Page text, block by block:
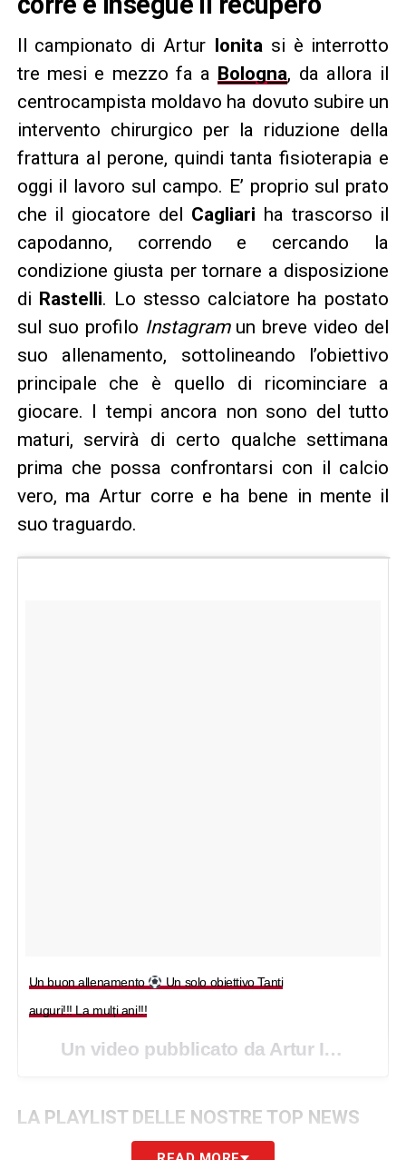
Il campionato di Artur Ionita si è interrotto
tre mesi e mezzo fa a Bologna, da allora il
centrocampista moldavo ha dovuto subire un
intervento chirurgico per la riduzione della
frattura al perone, quindi tanta fisioterapia e
oggi il lavoro sul campo. E’ proprio sul prato
che il giocatore del Cagliari ha trascorso il
capodanno, correndo e cercando la
condizione giusta per tornare a disposizione
di Rastelli. Lo stesso calciatore ha postato
sul suo profilo Instagramun breve video del
suo allenamento, sottolineando l’obiettivo
principale che è quello di ricominciare a
giocare. I tempi ancora non sono del tutto
maturi, servirà di certo qualche settimana
prima che possa confrontarsi con il calcio
vero, ma Artur corre e ha bene in mente il
suo traguardo.
Un buon allenamento
Un solo obiettivo Tanti
auguri!!! La mulți ani!!!
Un video pubblicato da Artur Ionita (@artur.ionita) in data:
LA PLAYLIST DELLE NOSTRE TOP NEWS